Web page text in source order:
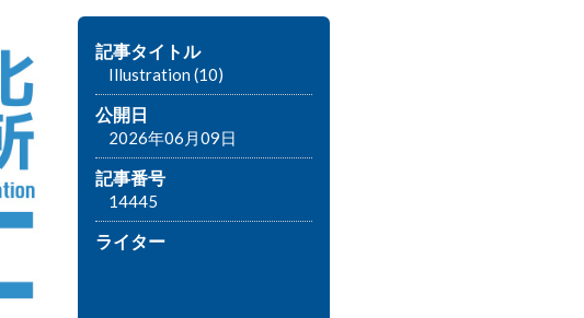
記事タイトル
Illustration (10)
公開日
2026年06月09日
記事番号
14445
ライター